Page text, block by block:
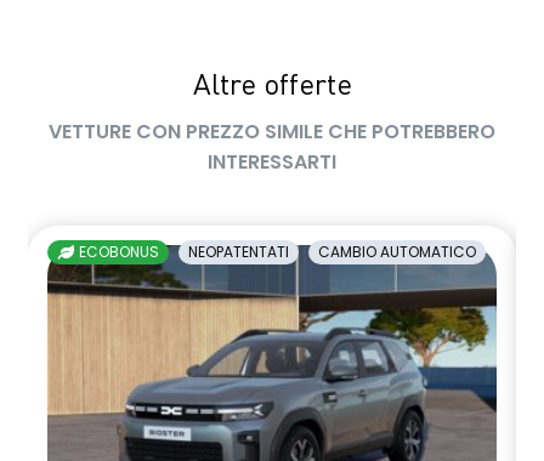
sedili posteriori ripiegabili 1/3 - 2/3
sellerie in tessuto nero melange e tessuto nero titanio con
sistema di controllo della pressione pneumatici indiretto
sistema di frenata d'emergenza attiva
sistema multimediale openR link 10.4" con Google integrato
volante in pelle
Altre offerte
VETTURE CON PREZZO SIMILE CHE POTREBBERO
INTERESSARTI
ECOBONUS NEOPATENTATI CAMBIO AUTOMATICO